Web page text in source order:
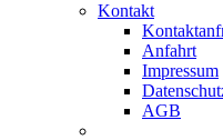
Kontakt
Anfahrt
Impressum
AGB